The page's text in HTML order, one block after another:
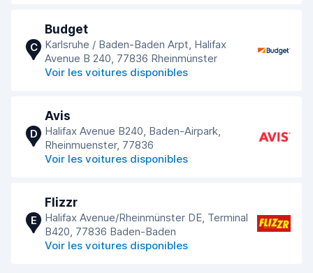
C
Budget
Karlsruhe / Baden-Baden Arpt, Halifax
Avenue B 240, 77836 Rheinmünster
Voir les voitures disponibles
D
Avis
Halifax Avenue B240, Baden-Airpark,
Rheinmuenster, 77836
Voir les voitures disponibles
E
Flizzr
Halifax Avenue/Rheinmünster DE, Terminal
B420, 77836 Baden-Baden
Voir les voitures disponibles